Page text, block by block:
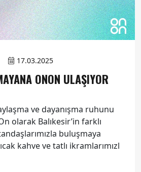
17.03.2025
ONON ULAŞIYOR
ve dayanışma ruhunu
olarak Balıkesir’in farklı
buluşmaya
kahve ve tatlı ikramlarımızl